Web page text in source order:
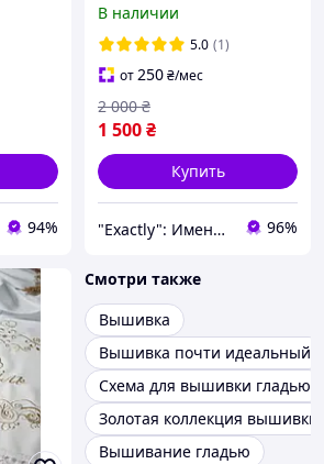
94%
Украина УкраинаТД 44-64
размеры за 1 штуку лен
В наличии
5.0 (1)
от250₴/мес
1 500₴
2 000 ₴
Купить
"Exactly": Именно то, что Вы искали! 96%
Смотри также
Вышивка
Вышивка почти идеальный
Схема для вышивки гладью
Золотая коллекция вышивки
Вышивание гладью